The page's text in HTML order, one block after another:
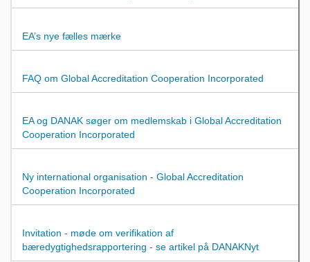
EA’s nye fælles mærke
FAQ om Global Accreditation Cooperation Incorporated
EA og DANAK søger om medlemskab i Global Accreditation
Cooperation Incorporated
Ny international organisation - Global Accreditation
Cooperation Incorporated
Invitation - møde om verifikation af
bæredygtighedsrapportering - se artikel på DANAKNyt